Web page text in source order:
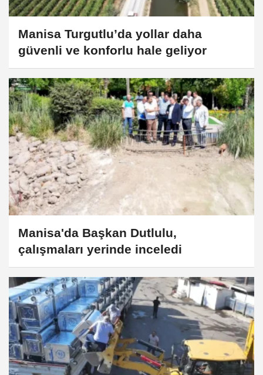
Manisa Turgutlu’da yollar daha
güvenli ve konforlu hale geliyor
Manisa'da Başkan Dutlulu,
çalışmaları yerinde inceledi